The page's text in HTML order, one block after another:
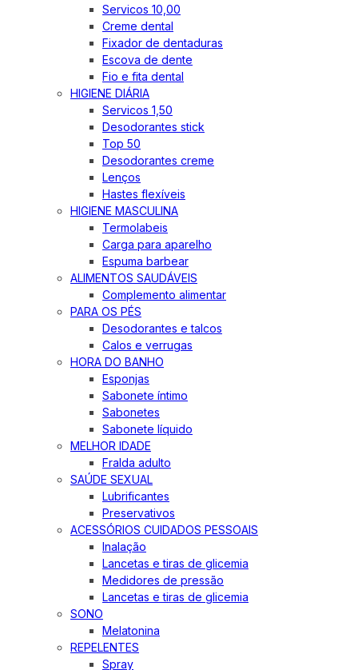
Servicos 10,00
Creme dental
Fixador de dentaduras
Escova de dente
Fio e fita dental
HIGIENE DIÁRIA
Servicos 1,50
Desodorantes stick
Top 50
Desodorantes creme
Lenços
Hastes flexíveis
HIGIENE MASCULINA
Termolabeis
Carga para aparelho
Espuma barbear
ALIMENTOS SAUDÁVEIS
Complemento alimentar
PARA OS PÉS
Desodorantes e talcos
Calos e verrugas
HORA DO BANHO
Esponjas
Sabonete íntimo
Sabonetes
Sabonete líquido
MELHOR IDADE
Fralda adulto
SAÚDE SEXUAL
Lubrificantes
Preservativos
ACESSÓRIOS CUIDADOS PESSOAIS
Inalação
Lancetas e tiras de glicemia
Medidores de pressão
Lancetas e tiras de glicemia
SONO
Melatonina
REPELENTES
Spray